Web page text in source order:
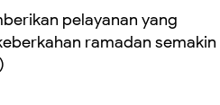
pelayanan yang
ramadan semakin